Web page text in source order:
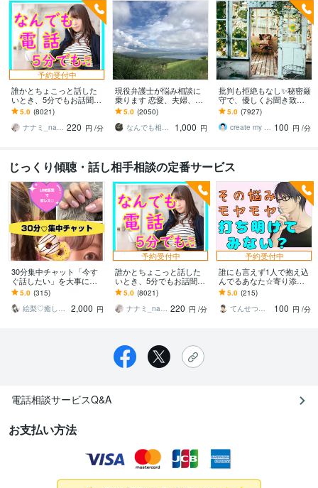
予約受付中
誰かとちょこっと話した
いとき、5分でもお話聞き
ます 疲れた～、でもカウ
ンセリングじゃない、な
んとなく雑談聞いて～
5.0 (8021)
ナナミ_nanami 220 円 /分
現役弁護士が悩み相談に
乗ります 恋愛、夫婦、学
校、会社、お金，単なる
愚痴など何でもOK！
5.0 (2050)
なんでも相談員
1,000 円
批判も拒絶もなし✨秘密厳
守で、優しくお聞き致し
ます ✨お試し１分から✨
違うかな？と思ったら途
中で切って構いません
5.0 (7927)
create my life 100 円 /分
じっくり傾聴・話し相手相談の定番サービス
30分集中チャット「今す
ぐ話したい」を大事にし
ます 早いだけの即レスで
はありません⭐️雑談から悩
みも受け止めます
5.0 (315)
絵梨♡癒し系関西OL
2,000 円
予約受付中
誰かとちょこっと話した
いとき、5分でもお話聞き
ます 疲れた～、でもカウ
ンセリングじゃない、な
んとなく雑談聞いて～
5.0 (8021)
ナナミ_nanami 220 円 /分
予約受付中
誰にも言えず1人で抱え込
んでるあなた☆寄り添い
ます 心のモヤモヤや頭か
ら離れないこと｜打ち明
けて軽くならない？
5.0 (215)
てんせつ☆最適ライフをサポートする
100 円 /分
電話相談サービスQ&A
お支払い方法